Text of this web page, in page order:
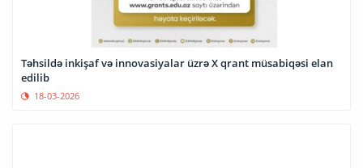
Təhsildə inkişaf və innovasiyalar üzrə X qrant müsabiqəsi elan
edilib
18-03-2026